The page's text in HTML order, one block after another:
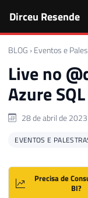
Dirceu Resende
BLOG › Eventos e
Live no
Azure
28 de abril de 2023
EVENTOS E
Precisa de
BI?